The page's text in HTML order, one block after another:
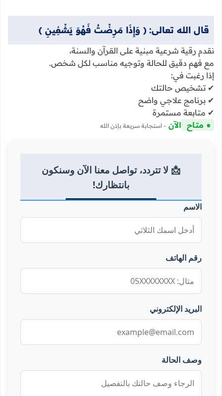
قال الله تعالى: ﴿ وَإِذَا مَرِضْتُ فَهُوَ يَشْفِينِ ﴾
نقدم رقية شرعية مبنية على القرآن والسنة،
مع فهم دقيق للحالة وتوجيه مناسب لكل شخص.
إذا رغبت في:
✔ تشخيص حالتك
✔ برنامج علاجي واضح
✔ متابعة مستمرة
● متاح الآن - استجابة سريعة بإذن الله
📩 لا تتردد، تواصل معنا الآن وسنكون
بانتظارك!
الاسم
رقم الهاتف
البريد الإلكتروني
وصف الحالة